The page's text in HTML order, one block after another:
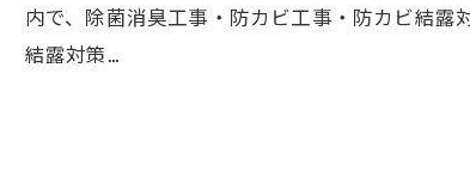
内で、除菌消臭工事・防カビ工事・防カビ結
結露対策…